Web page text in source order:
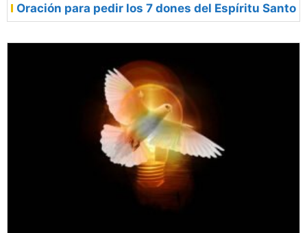
Oración para pedir los 7 dones del Espíritu Santo